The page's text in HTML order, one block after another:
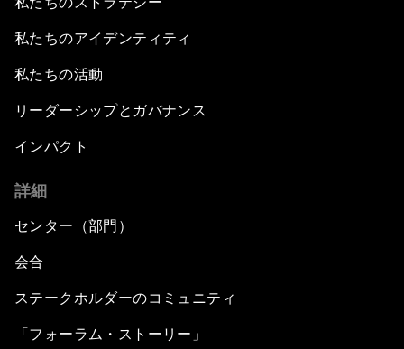
私たちのアイデンティティ
私たちの活動
リーダーシップとガバナンス
インパクト
詳細
センター（部門）
会合
ステークホルダーのコミュニティ
「フォーラム・ストーリー」